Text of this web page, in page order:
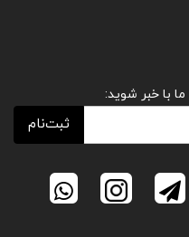
با خبر شوید:
ثبت‌نام